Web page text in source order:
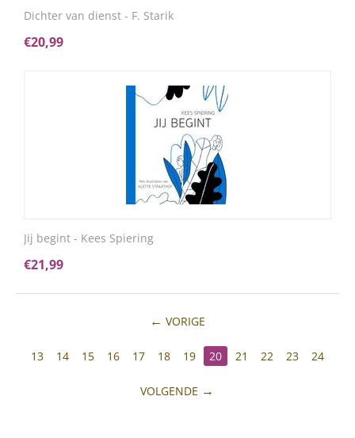
Dichter van dienst - F. Starik
€20,99
Jij begint - Kees Spiering
€21,99
VORIGE
13 14 15 16 17 18 19 20 21 22 23 24
VOLGENDE